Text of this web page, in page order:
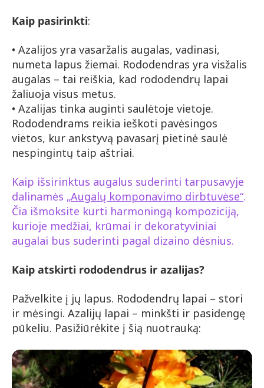
Kaip pasirinkti:
• Azalijos yra vasaržalis augalas, vadinasi,
numeta lapus žiemai. Rododendras yra visžalis
augalas – tai reiškia, kad rododendrų lapai
žaliuoja visus metus.
• Azalijas tinka auginti saulėtoje vietoje.
Rododendrams reikia ieškoti pavėsingos
vietos, kur ankstyvą pavasarį pietinė saulė
nespingintų taip aštriai.
Kaip išsirinktus augalus suderinti tarpusavyje
dalinamės „Augalų komponavimo dirbtuvėse“.
Čia išmoksite kurti harmoningą kompoziciją,
kurioje medžiai, krūmai ir dekoratyviniai
augalai bus suderinti pagal dizaino dėsnius.
Kaip atskirti rododendrus ir azalijas?
Pažvelkite į jų lapus. Rododendrų lapai – stori
ir mėsingi. Azalijų lapai – minkšti ir pasidengę
pūkeliu. Pasižiūrėkite į šią nuotrauką: